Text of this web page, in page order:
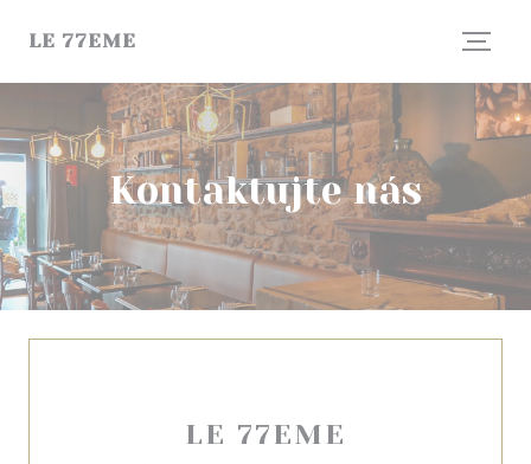
LE 77EME
Kontaktujte nás
LE 77EME